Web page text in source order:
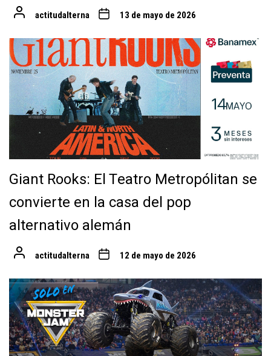
actitudalterna 13 de mayo de 2026
Giant Rooks: El Teatro Metropólitan se
convierte en la casa del pop
alternativo alemán
actitudalterna 12 de mayo de 2026